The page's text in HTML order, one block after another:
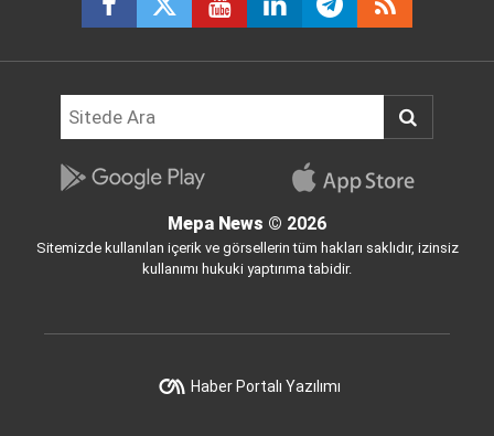
Mepa News © 2026
Sitemizde kullanılan içerik ve görsellerin tüm hakları saklıdır, izinsiz
kullanımı hukuki yaptırıma tabidir.
Haber Portalı Yazılımı